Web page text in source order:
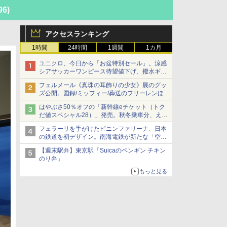
アクセスランキング
1時間 24時間 1週間 1カ月
ユニクロ、今日から「お盆特別セール」。涼感
シアサッカーワンピース待望値下げ、撥水ギア
ショーツは1990円に
フェルメール《真珠の耳飾りの少女》展のグッ
ズ公開。図録/ミッフィー/葬送のフリーレンほ
か、注目ブランドコラボが実現
はやぶさ50％オフの「新幹線eチケット（トク
だ値スペシャル28）」発売。秋冬乗車分、えき
ねっと限定
フェラーリを手がけたピニンファリーナ、日本
の鉄道を初デザイン。南海電鉄が新たな「空港
特急」をなにわ筋線へ導入
【週末駅弁】東京駅「Suicaのペンギン チキン
のり弁」
もっと見る